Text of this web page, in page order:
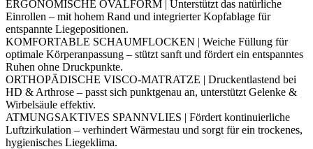
ERGONOMISCHE OVALFORM | Unterstützt das natürliche
Einrollen – mit hohem Rand und integrierter Kopfablage für
entspannte Liegepositionen.
KOMFORTABLE SCHAUMFLOCKEN | Weiche Füllung für
optimale Körperanpassung – stützt sanft und fördert ein entspanntes
Ruhen ohne Druckpunkte.
ORTHOPÄDISCHE VISCO-MATRATZE | Druckentlastend bei
HD & Arthrose – passt sich punktgenau an, unterstützt Gelenke &
Wirbelsäule effektiv.
ATMUNGSAKTIVES SPANNVLIES | Fördert kontinuierliche
Luftzirkulation – verhindert Wärmestau und sorgt für ein trockenes,
hygienisches Liegeklima.